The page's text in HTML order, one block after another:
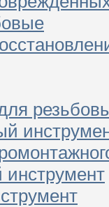
инструмент